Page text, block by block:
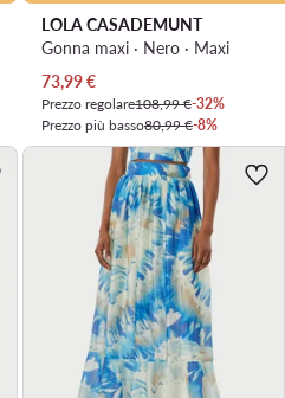
LOLA CASADEMUNT
Gonna maxi · Nero · Maxi
Prezzo attuale
73,99€
Prezzo regolare108,99 €-32%
Prezzo più basso80,99 €-8%